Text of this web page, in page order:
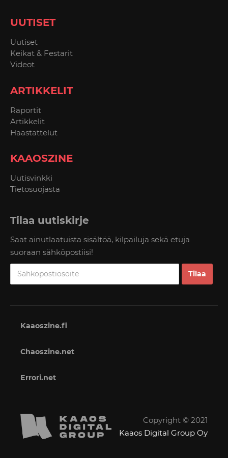
UUTISET
Uutiset
Keikat & Festarit
Videot
ARTIKKELIT
Raportit
Artikkelit
Haastattelut
KAAOSZINE
Uutisvinkki
Tietosuojasta
Tilaa uutiskirje
Saat ainutlaatuista sisältöä, kilpailuja sekä etuja
suoraan sähköpostiisi!
Kaaoszine.fi
Chaoszine.net
Errori.net
Copyright © 2021
Kaaos Digital Group Oy